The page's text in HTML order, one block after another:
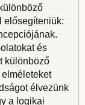
elősegíteniük:
és
különböző
élvezünk
a logikai